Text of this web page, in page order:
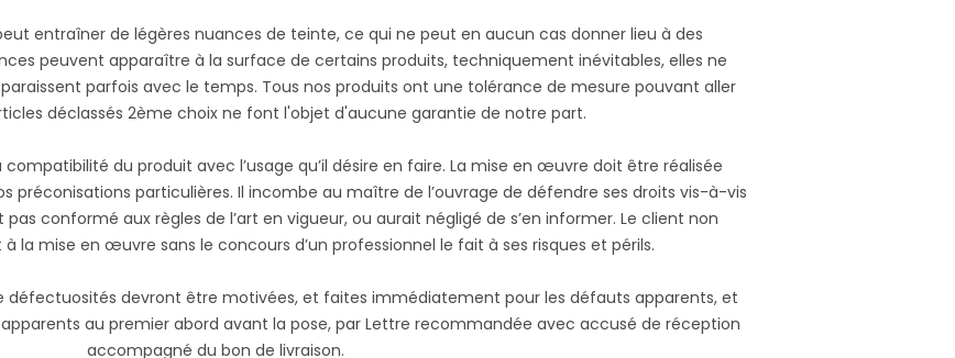
entraîner de légères nuances de teinte, ce qui ne peut en aucun cas donner lieu à des
peuvent apparaître à la surface de certains produits, techniquement inévitables, elles ne
parfois avec le temps. Tous nos produits ont une tolérance de mesure pouvant aller
déclassés 2ème choix ne font l'objet d'aucune garantie de notre part.
du produit avec l’usage qu’il désire en faire. La mise en œuvre doit être réalisée
préconisations particulières. Il incombe au maître de l’ouvrage de défendre ses droits vis-à-vis
conformé aux règles de l’art en vigueur, ou aurait négligé de s’en informer. Le client non
la mise en œuvre sans le concours d’un professionnel le fait à ses risques et périls.
défectuosités devront être motivées, et faites immédiatement pour les défauts apparents, et
au premier abord avant la pose, par Lettre recommandée avec accusé de réception
accompagné du bon de livraison.